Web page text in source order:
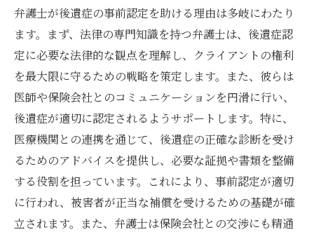
弁護士が後遺症の事前認定を助ける理由は多岐にわたり
ます。まず、法律の専門知識を持つ弁護士は、後遺症認
定に必要な法律的な観点を理解し、クライアントの権利
を最大限に守るための戦略を策定します。また、彼らは
医師や保険会社とのコミュニケーションを円滑に行い、
後遺症が適切に認定されるようサポートします。特に、
医療機関との連携を通じて、後遺症の正確な診断を受け
るためのアドバイスを提供し、必要な証拠や書類を整備
する役割を担っています。これにより、事前認定が適切
に行われ、被害者が正当な補償を受けるための基礎が確
立されます。また、弁護士は保険会社との交渉にも精通